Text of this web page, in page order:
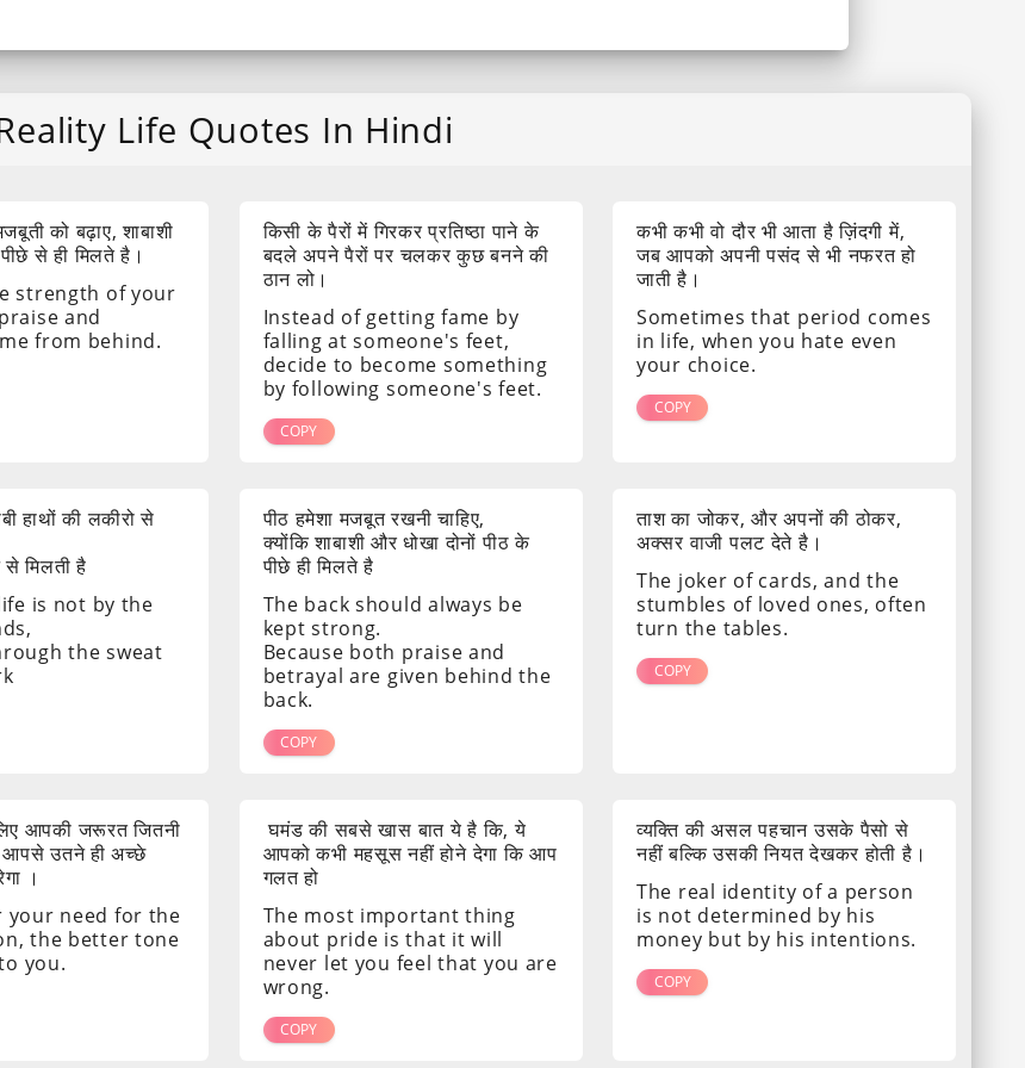
Life Quotes In Hindi
को बढ़ाए, शाबाशी
से ही मिलते है।
strength of your
and
from behind.
किसी के पैरों में गिरकर प्रतिष्ठा पाने के
बदले अपने पैरों पर चलकर कुछ बनने की
ठान लो।
Instead of getting fame by
falling at someone's feet,
decide to become something
by following someone's feet.
COPY
कभी कभी वो दौर भी आता है ज़िंदगी में,
जब आपको अपनी पसंद से भी नफरत हो
जाती है।
Sometimes that period comes
in life, when you hate even
your choice.
COPY
हाथों की लकीरो से
मिलती है
is not by the
the sweat
पीठ हमेशा मजबूत रखनी चाहिए,
क्योंकि शाबाशी और धोखा दोनों पीठ के
पीछे ही मिलते है
The back should always be
kept strong.
Because both praise and
betrayal are given behind the
back.
COPY
ताश का जोकर, और अपनों की ठोकर,
अक्सर वाजी पलट देते है।
The joker of cards, and the
stumbles of loved ones, often
turn the tables.
COPY
आपकी जरूरत जितनी
आपसे उतने ही अच्छे
।
your need for the
the better tone
you.
घमंड की सबसे खास बात ये है कि, ये
आपको कभी महसूस नहीं होने देगा कि आप
गलत हो
The most important thing
about pride is that it will
never let you feel that you are
wrong.
COPY
व्यक्ति की असल पहचान उसके पैसो से
नहीं बल्कि उसकी नियत देखकर होती है।
The real identity of a person
is not determined by his
money but by his intentions.
COPY